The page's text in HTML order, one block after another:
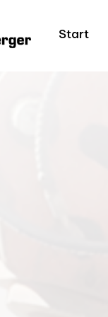
Start